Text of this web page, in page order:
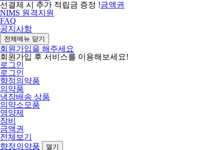
선결제 시 추가 적립금 증정 !금액권
NIMS 원격지원
FAQ
공지사항
전체메뉴 닫기
회원가입을 해주세요
회원가입 후 서비스를 이용해보세요!
로그인
로그인
향정의약품
의약품
냉장배송 상품
의약소모품
영양제
장비
금액권
전체보기
향정의약품
열기